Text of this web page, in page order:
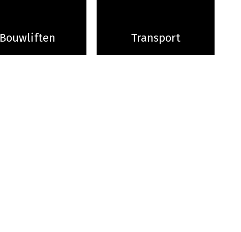
Bouwliften Transport